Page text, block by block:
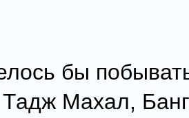
бы
Тадж Махал,